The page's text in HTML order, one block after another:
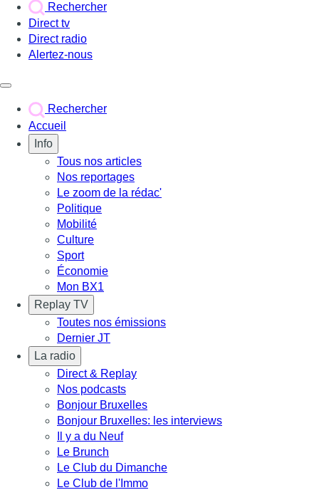
Rechercher
Direct tv
Direct radio
Alertez-nous
Rechercher
Accueil
Info
Tous nos articles
Nos reportages
Le zoom de la rédac'
Politique
Mobilité
Culture
Sport
Économie
Mon BX1
Replay TV
Toutes nos émissions
Dernier JT
La radio
Direct & Replay
Nos podcasts
Bonjour Bruxelles
Bonjour Bruxelles: les interviews
Il y a du Neuf
Le Brunch
Le Club du Dimanche
Le Club de l'Immo